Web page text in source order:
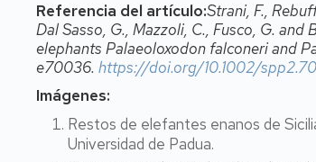
Referencia del artículo:Strani, F.,
Dal Sasso, G., Mazzoli, C., Fusco, G.
elephants Palaeoloxodon falconeri and
e70036. https://doi.org/10.1002/
Imágenes:
Restos de elefantes enanos de
Universidad de Padua.